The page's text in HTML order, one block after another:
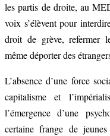
les partis de droite, au
voix s’élèvent pour
droit de grève, refermer
même déporter des
L’absence d’une force
capitalisme et
l’émergence d’une
certaine frange de